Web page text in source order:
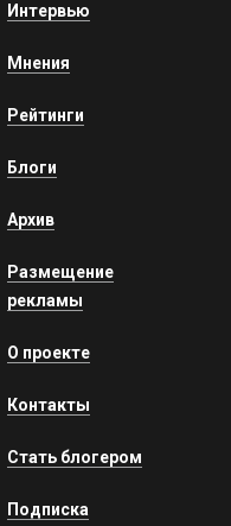
Интервью
Мнения
Рейтинги
Блоги
Архив
Размещение
рекламы
О проекте
Контакты
Стать блогером
Подписка